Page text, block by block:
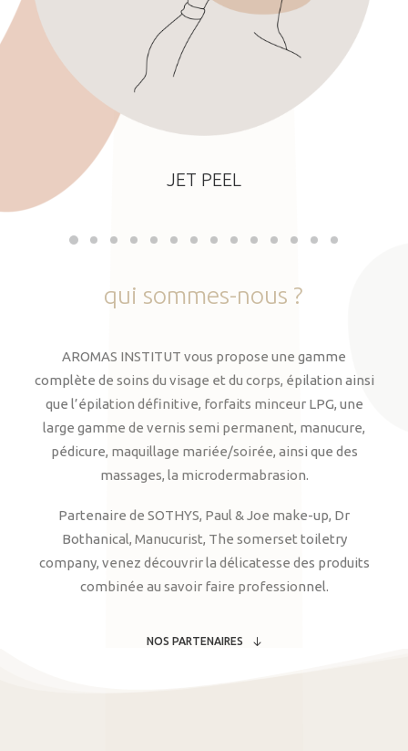
JET PEEL
qui sommes-nous ?
AROMAS INSTITUT vous propose une gamme
complète de soins du visage et du corps, épilation ainsi
que l’épilation définitive, forfaits minceur LPG, une
large gamme de vernis semi permanent, manucure,
pédicure, maquillage mariée/soirée, ainsi que des
massages, la microdermabrasion.
Partenaire de SOTHYS, Paul & Joe make-up, Dr
Bothanical, Manucurist, The somerset toiletry
company, venez découvrir la délicatesse des produits
combinée au savoir faire professionnel.
NOS PARTENAIRES